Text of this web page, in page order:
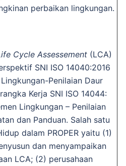
perbaikan lingkungan.
Cycle Assessement (LCA)
SNI ISO 14040:2016
Penilaian Daur
Kerja SNI ISO 14044:
Lingkungan – Penilaian
dan Panduan. Salah satu
dalam PROPER yaitu (1)
dan menyampaikan
LCA; (2) perusahaan